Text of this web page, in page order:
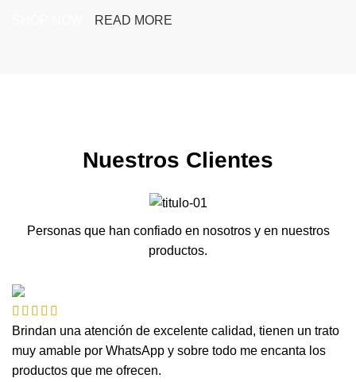
READ MORE
Nuestros Clientes
Personas que han confiado en nosotros y en nuestros
productos.
Brindan una atención de excelente calidad, tienen un trato
muy amable por WhatsApp y sobre todo me encanta los
productos que me ofrecen.